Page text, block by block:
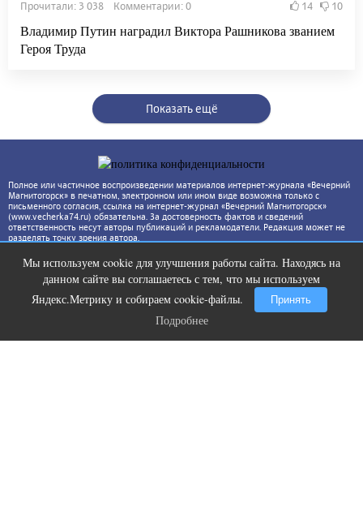
Прочитали: 3 038 Комментарии: 0 14 10
Владимир Путин наградил Виктора Рашникова званием
Героя Труда
Показать ещё
Полное или частичное воспроизведении материалов интернет-журнала «Вечерний
Магнитогорск» в печатном, электронном или ином виде возможна только с
письменного согласия, ссылка на интернет-журнал «Вечерний Магнитогорск»
(www.vecherka74.ru) обязательна. За достоверность фактов и сведений
ответственность несут авторы публикаций и рекламодатели. Редакция может не
разделять точку зрения автора.
Мы используем cookie для улучшения работы сайта. Находясь на
данном сайте вы соглашаетесь с тем, что мы используем
Яндекс.Метрику и собираем cookie-файлы.
Принять
Подробнее
Скрытая камера на пляже Крыма:
Что люди вытворяют, когда их не
видят...
Подробнее